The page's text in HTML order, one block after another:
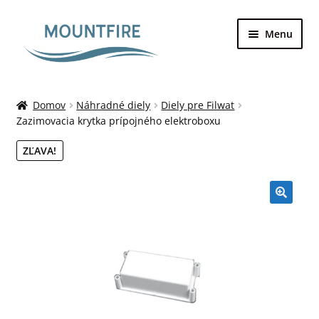
Preskočiť
na
navigáciu
Preskočiť
na
obsah
Menu
Bazény
Galéria
Domov Náhradné diely
Diely pre Filwat
Zazimovacia krytka prípojného elektroboxu
ZĽAVA!